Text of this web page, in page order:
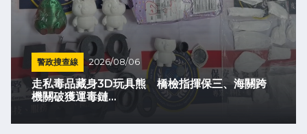
警政搜查線 2026/08/06
走私毒品藏身3D玩具熊 橋檢指揮保三、海關跨
機關破獲運毒鏈...